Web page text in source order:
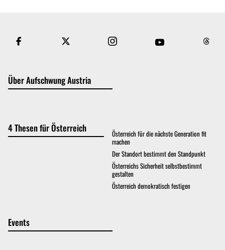
Über Aufschwung Austria
4 Thesen für Österreich
Österreich für die nächste Generation fit
machen
Der Standort bestimmt den Standpunkt
Österreichs Sicherheit selbstbestimmt
gestalten
Österreich demokratisch festigen
Events